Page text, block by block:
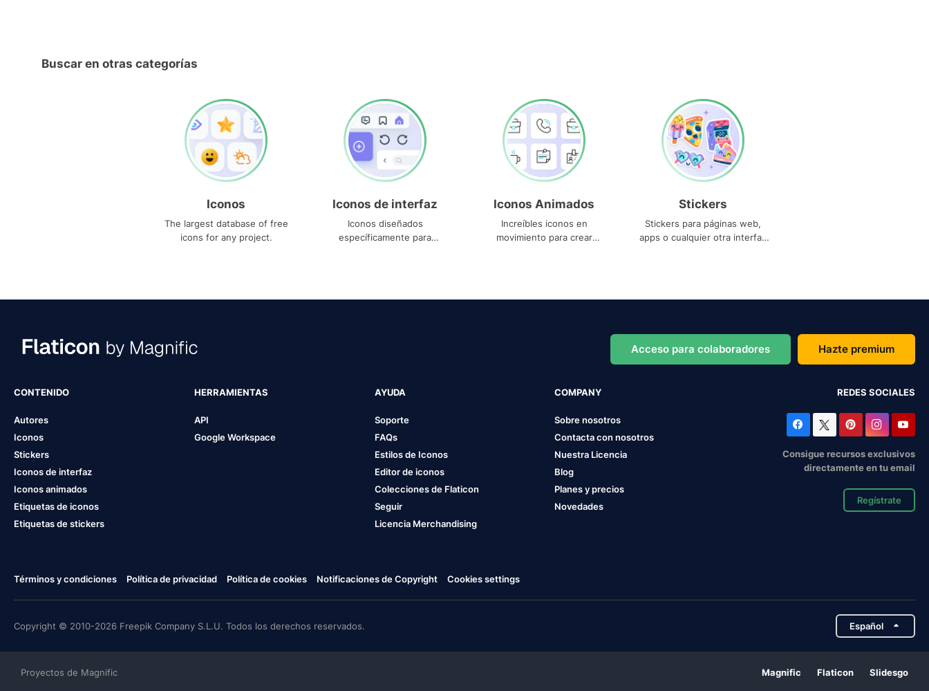
Buscar en otras categorías
Iconos
The largest database of free
icons for any project.
Iconos de interfaz
Iconos diseñados
específicamente para
Iconos Animados
Increíbles iconos en
movimiento para crear
Stickers
Stickers para páginas web,
apps o cualquier otra interfaz
Acceso para colaboradores Hazte premium
CONTENIDO
Autores
Iconos
Stickers
Iconos de interfaz
Iconos animados
Etiquetas de iconos
Etiquetas de stickers
HERRAMIENTAS
API
Google Workspace
AYUDA
Soporte
FAQs
Estilos de Iconos
Editor de iconos
Colecciones de Flaticon
Seguir
Licencia Merchandising
COMPANY
Sobre nosotros
Contacta con nosotros
Nuestra Licencia
Blog
Planes y precios
Novedades
REDES SOCIALES
Consigue recursos exclusivos
directamente en tu email
Regístrate
Términos y condiciones Política de privacidad Política de cookies Notificaciones de Copyright Cookies settings
Copyright © 2010-2026 Freepik Company S.L.U. Todos los derechos reservados. Español
Proyectos de Magnific Magnific Flaticon Slidesgo